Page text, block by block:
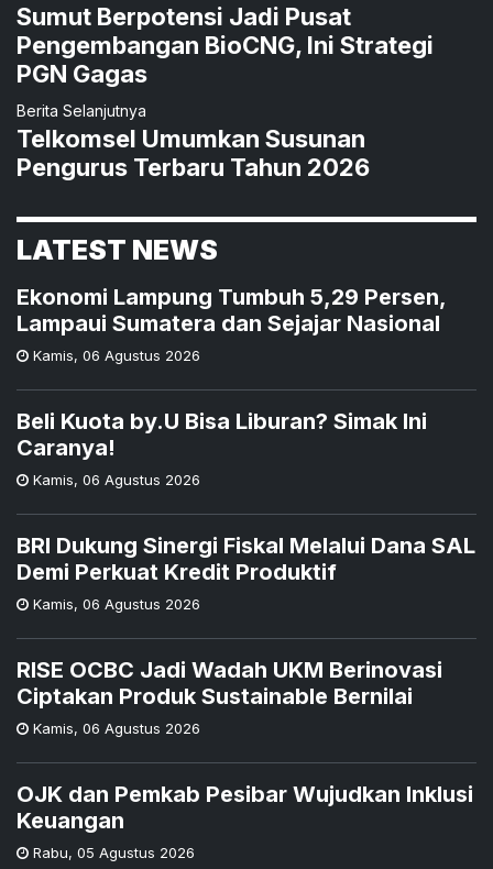
Sumut Berpotensi Jadi Pusat
Pengembangan BioCNG, Ini Strategi
PGN Gagas
Berita Selanjutnya
Telkomsel Umumkan Susunan
Pengurus Terbaru Tahun 2026
LATEST NEWS
Ekonomi Lampung Tumbuh 5,29 Persen,
Lampaui Sumatera dan Sejajar Nasional
Kamis, 06 Agustus 2026
Beli Kuota by.U Bisa Liburan? Simak Ini
Caranya!
Kamis, 06 Agustus 2026
BRI Dukung Sinergi Fiskal Melalui Dana SAL
Demi Perkuat Kredit Produktif
Kamis, 06 Agustus 2026
RISE OCBC Jadi Wadah UKM Berinovasi
Ciptakan Produk Sustainable Bernilai
Kamis, 06 Agustus 2026
OJK dan Pemkab Pesibar Wujudkan Inklusi
Keuangan
Rabu, 05 Agustus 2026